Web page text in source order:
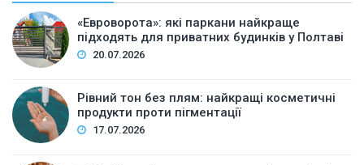
«Евроворота»: які паркани найкраще
підходять для приватних будинків у Полтаві
20.07.2026
Рівний тон без плям: найкращі косметичні
продукти проти пігментації
17.07.2026